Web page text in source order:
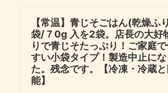
【常温】青じそごはん(乾燥ふ
袋/７0g 入を2袋。店長の大好
りで青じそたっぷり！ご家庭
すい小袋タイプ！製造中止に
た。残念です。【冷凍・冷蔵
能】